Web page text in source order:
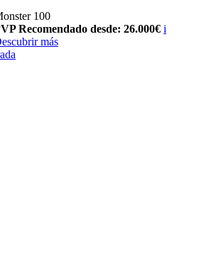
100
Recomendado desde: 26.000€ i
más